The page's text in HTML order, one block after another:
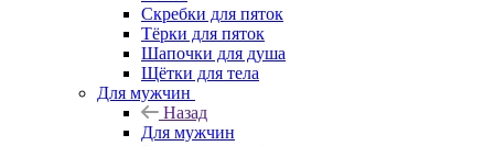
Скребки для пяток
Тёрки для пяток
Шапочки для душа
Щётки для тела
Для мужчин
Назад
Для мужчин